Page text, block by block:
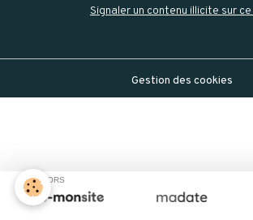
Signaler un contenu illicite sur
Gestion des cookies
SPONSORS